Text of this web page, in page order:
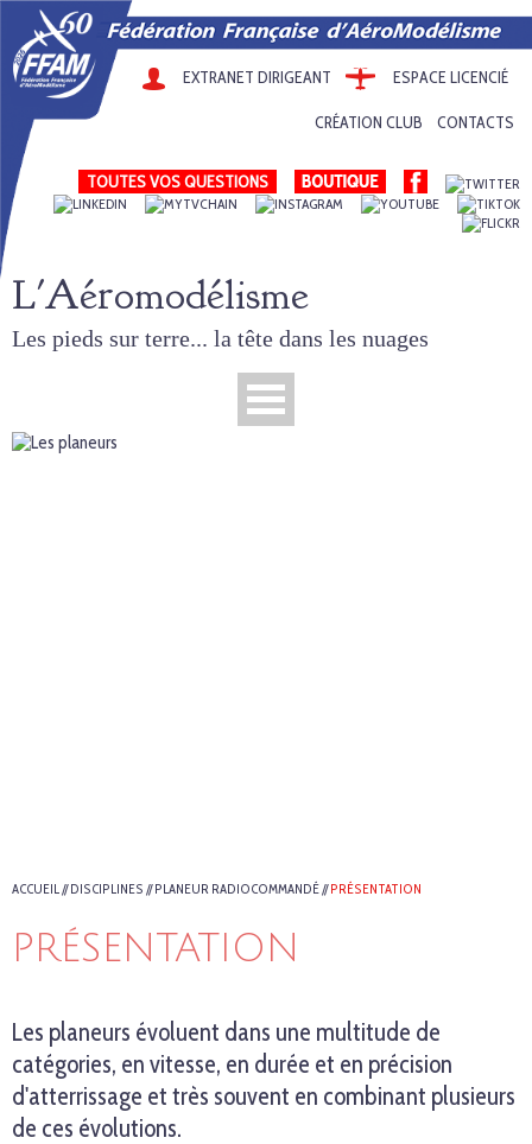
EXTRANET DIRIGEANT ESPACE LICENCIÉ
CRÉATION CLUB CONTACTS
TOUTES VOS QUESTIONS
L'Aéromodélisme
Les pieds sur terre... la tête dans les nuages
ACCUEIL//DISCIPLINES //PLANEUR RADIOCOMMANDÉ//PRÉSENTATION
PRÉSENTATION
Les planeurs évoluent dans une multitude de
catégories, en vitesse, en durée et en précision
d'atterrissage et très souvent en combinant plusieurs
de ces évolutions.